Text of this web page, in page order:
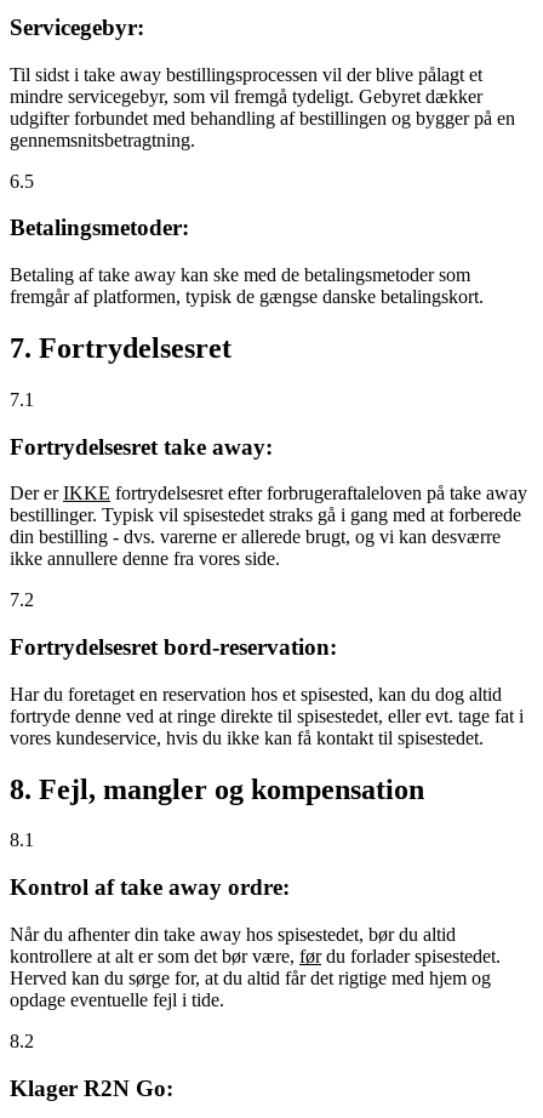
Servicegebyr:
Til sidst i take away bestillingsprocessen vil der blive pålagt et
mindre servicegebyr, som vil fremgå tydeligt. Gebyret dækker
udgifter forbundet med behandling af bestillingen og bygger på en
gennemsnitsbetragtning.
6.5
Betalingsmetoder:
Betaling af take away kan ske med de betalingsmetoder som
fremgår af platformen, typisk de gængse danske betalingskort.
7. Fortrydelsesret
7.1
Fortrydelsesret take away:
Der erIKKE fortrydelsesret efter forbrugeraftaleloven på take away
bestillinger. Typisk vil spisestedet straks gå i gang med at forberede
din bestilling - dvs. varerne er allerede brugt, og vi kan desværre
ikke annullere denne fra vores side.
7.2
Fortrydelsesret bord-reservation:
Har du foretaget en reservation hos et spisested, kan du dog altid
fortryde denne ved at ringe direkte til spisestedet, eller evt. tage fat i
vores kundeservice, hvis du ikke kan få kontakt til spisestedet.
8. Fejl, mangler og kompensation
8.1
Kontrol af take away ordre:
Når du afhenter din take away hos spisestedet, bør du altid
kontrollere at alt er som det bør være, førdu forlader spisestedet.
Herved kan du sørge for, at du altid får det rigtige med hjem og
opdage eventuelle fejl i tide.
8.2
Klager R2N Go: